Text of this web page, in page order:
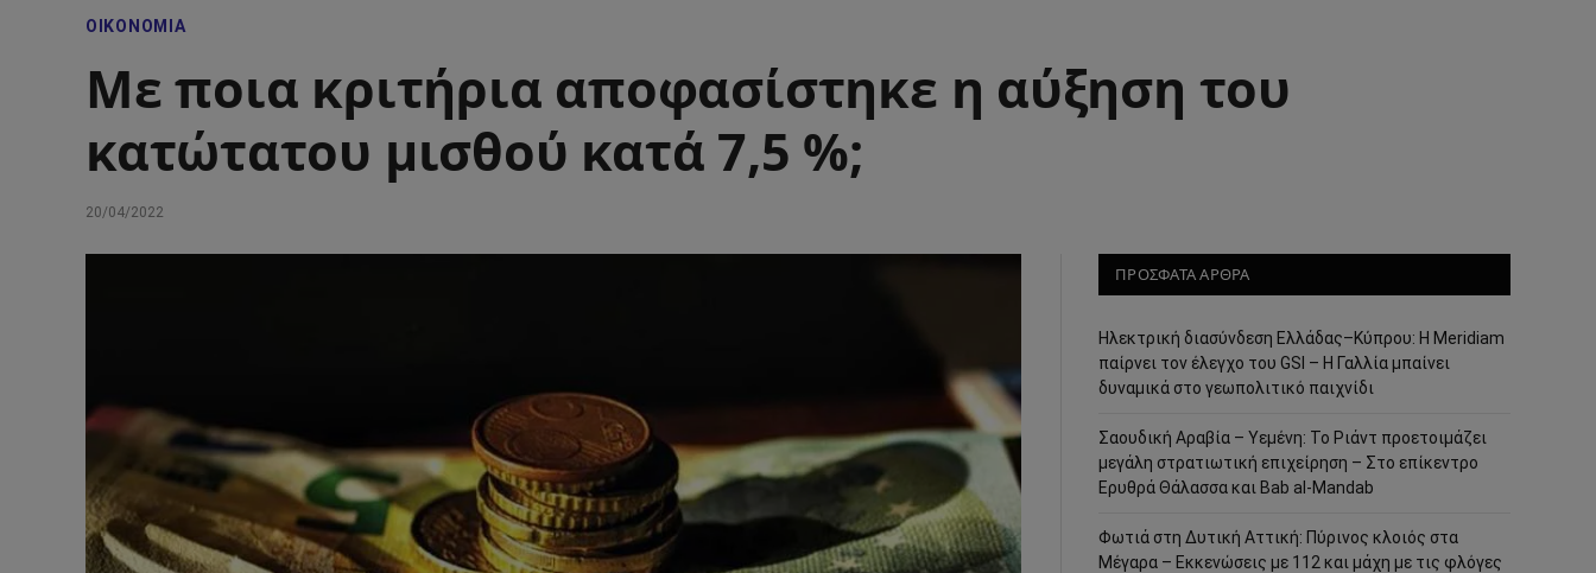
ΟΙΚΟΝΟΜΊΑ
Με ποια κριτήρια αποφασίστηκε η αύξηση του
κατώτατου μισθού κατά 7,5 %;
20/04/2022
ΠΡΟΣΦΑΤΑ ΑΡΘΡΑ
Ηλεκτρική διασύνδεση Ελλάδας–Κύπρου: Η Meridiam
παίρνει τον έλεγχο του GSI – Η Γαλλία μπαίνει
δυναμικά στο γεωπολιτικό παιχνίδι
Σαουδική Αραβία – Υεμένη: Το Ριάντ προετοιμάζει
μεγάλη στρατιωτική επιχείρηση – Στο επίκεντρο
Ερυθρά Θάλασσα και Bab al-Mandab
Φωτιά στη Δυτική Αττική: Πύρινος κλοιός στα
Μέγαρα – Εκκενώσεις με 112 και μάχη με τις φλόγες